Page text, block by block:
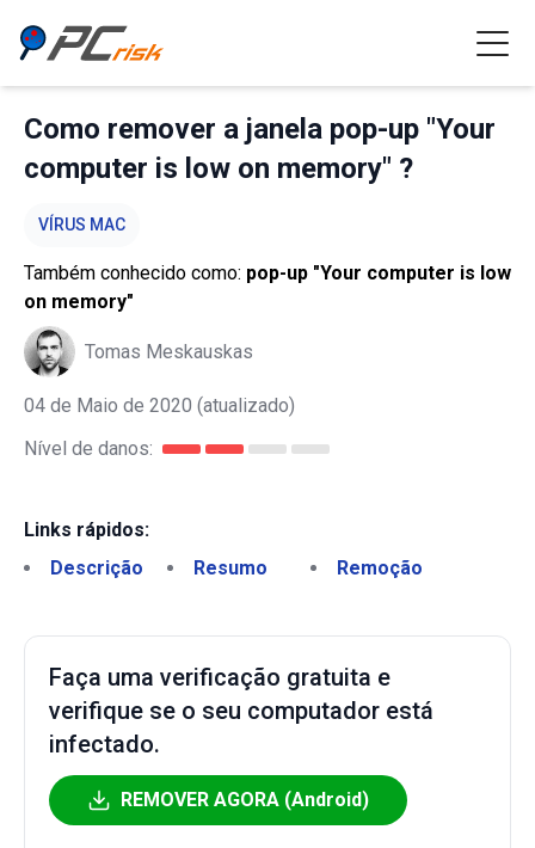
Como remover a janela pop-up "Your
computer is low on memory" ?
VÍRUS MAC
Também conhecido como: pop-up "Your computer is low
on memory"
Tomas Meskauskas
04 de Maio de 2020 (atualizado)
Nível de danos:
Links rápidos:
Descrição
Resumo Remoção
Faça uma verificação gratuita e
verifique se o seu computador está
infectado.
REMOVER AGORA (Android)